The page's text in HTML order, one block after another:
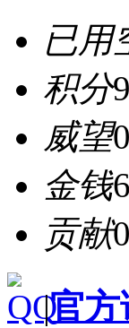
已用
积分9
威望0
金钱6
贡献0
|官方